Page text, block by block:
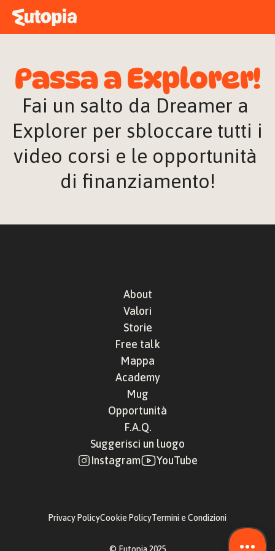
STORIE
FREE TALK
ACCEDI
Passa a Explorer!
Fai un salto da Dreamer a
Explorer per sbloccare tutti i
video corsi e le opportunità
di finanziamento!
About
Valori
Storie
Free talk
Mappa
Academy
Mug
Opportunità
F.A.Q.
Suggerisci un luogo
Instagram
YouTube
Privacy PolicyCookie PolicyTermini e Condizioni